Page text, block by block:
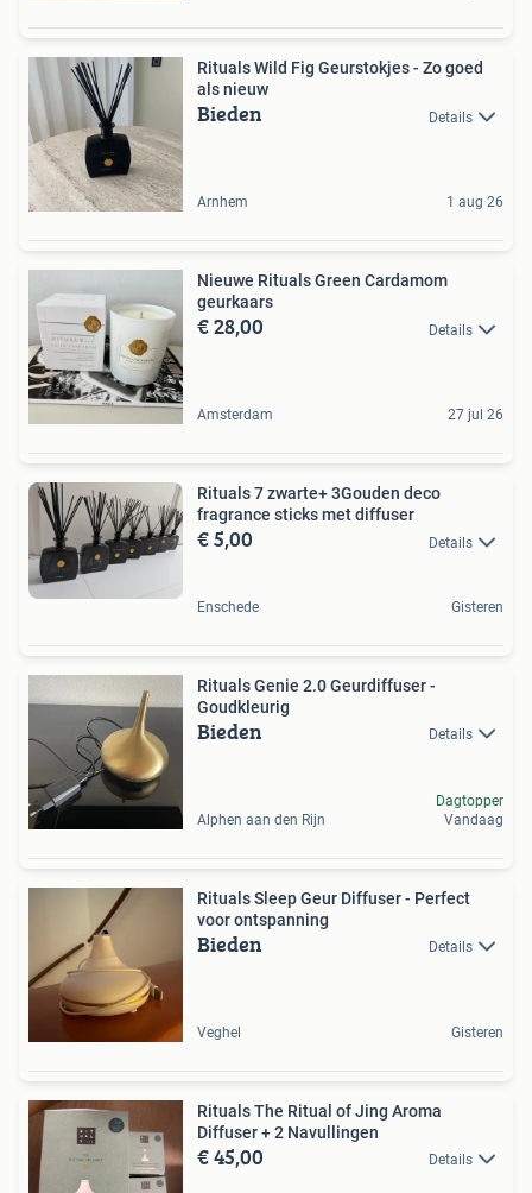
Rituals Wild Fig Geurstokjes - Zo goed
als nieuw
Bieden Details
Arnhem 1 aug 26
Nieuwe Rituals Green Cardamom
geurkaars
€ 28,00 Details
Amsterdam 27 jul 26
Rituals 7 zwarte+ 3Gouden deco
fragrance sticks met diffuser
€ 5,00 Details
Enschede Gisteren
Rituals Genie 2.0 Geurdiffuser -
Goudkleurig
Bieden Details
Alphen aan den Rijn
Dagtopper
Vandaag
Rituals Sleep Geur Diffuser - Perfect
voor ontspanning
Bieden Details
Veghel Gisteren
Rituals The Ritual of Jing Aroma
Diffuser + 2 Navullingen
€ 45,00 Details